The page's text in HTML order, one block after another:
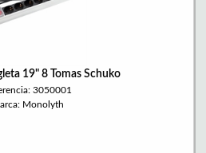
19" 8 Tomas Schuko
3050001
Monolyth